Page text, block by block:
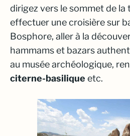
dirigez vers le sommet de la
effectuer une croisière sur
Bosphore, aller à la
hammams et bazars
au musée archéologique,
citerne-basilique etc.